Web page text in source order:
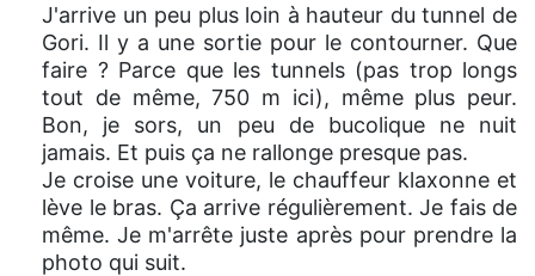
J'arrive un peu plus loin à hauteur du tunnel de
Gori. Il y a une sortie pour le contourner. Que
faire ? Parce que les tunnels (pas trop longs
tout de même, 750 m ici), même plus peur.
Bon, je sors, un peu de bucolique ne nuit
jamais. Et puis ça ne rallonge presque pas.
Je croise une voiture, le chauffeur klaxonne et
lève le bras. Ça arrive régulièrement. Je fais de
même. Je m'arrête juste après pour prendre la
photo qui suit.